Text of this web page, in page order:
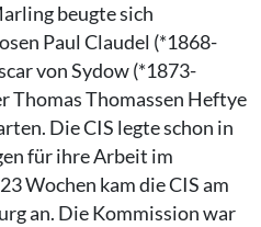
beugte sich
Paul Claudel (*1868-
von Sydow (*1873-
Thomas Thomassen Heftye
Die CIS legte schon in
für ihre Arbeit im
Wochen kam die CIS am
an. Die Kommission war